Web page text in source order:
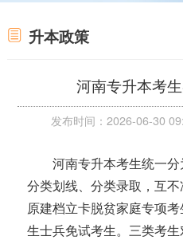
升本政策
河南专升本考
发布时间：2026-06-30
河南专升本考生统一分
分类划线、分类录取，互不
原建档立卡脱贫家庭专项
生士兵免试考生。三类考